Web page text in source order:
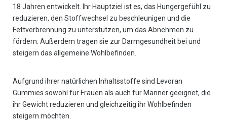
18 Jahren entwickelt. Ihr Hauptziel ist es, das Hungergefühl zu
reduzieren, den Stoffwechsel zu beschleunigen und die
Fettverbrennung zu unterstützen, um das Abnehmen zu
fördern. Außerdem tragen sie zur Darmgesundheit bei und
steigern das allgemeine Wohlbefinden.
Aufgrund ihrer natürlichen Inhaltsstoffe sind Levoran
Gummies sowohl für Frauen als auch für Männer geeignet, die
ihr Gewicht reduzieren und gleichzeitig ihr Wohlbefinden
steigern möchten.